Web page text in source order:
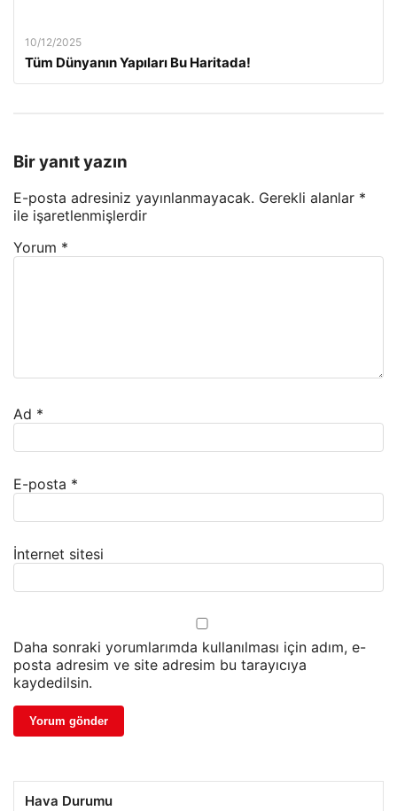
10/12/2025
Tüm Dünyanın Yapıları Bu Haritada!
Bir yanıt yazın
E-posta adresiniz yayınlanmayacak. Gerekli alanlar *
ile işaretlenmişlerdir
Yorum *
Ad *
E-posta *
İnternet sitesi
Daha sonraki yorumlarımda kullanılması için adım, e-
posta adresim ve site adresim bu tarayıcıya
kaydedilsin.
Hava Durumu